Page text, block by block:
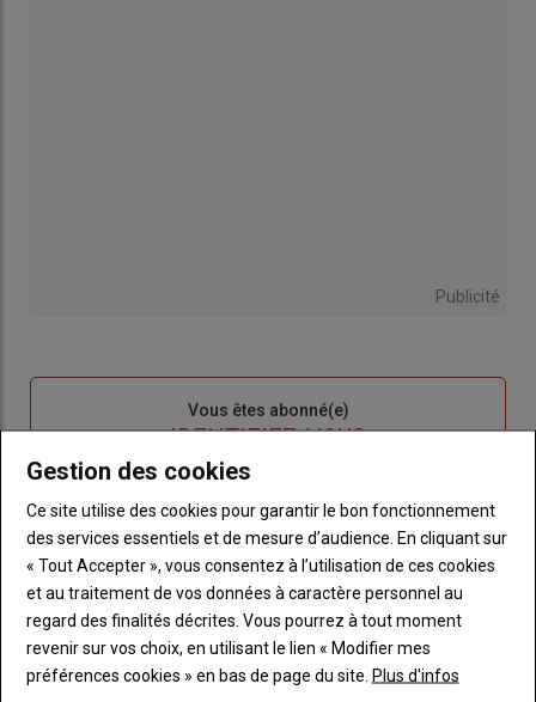
Publicité
titre
Vous êtes abonné(e)
TITRE IDENTIFIEZ-VOUS
Body
Connectez-vous à votre compte pour profiter
de votre abonnement
Lien
"Créer
un
nouveau
compte"
Créer un nouveau compte
Lien
"Réinitialiser
votre
mot
Réinitialiser votre mot de passe
Lien
"Je
Je me connecte
Gestion des cookies
Ce site utilise des cookies pour garantir le bon fonctionnement
des services essentiels et de mesure d’audience. En cliquant sur
« Tout Accepter », vous consentez à l’utilisation de ces cookies
et au traitement de vos données à caractère personnel au
regard des finalités décrites. Vous pourrez à tout moment
revenir sur vos choix, en utilisant le lien « Modifier mes
préférences cookies » en bas de page du site. Plus d'infos